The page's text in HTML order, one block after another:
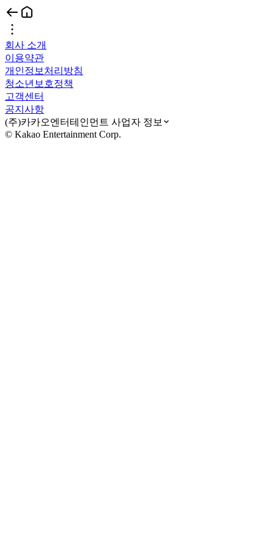
회사 소개
이용약관
개인정보처리방침
청소년보호정책
고객센터
공지사항
(주)카카오엔터테인먼트 사업자 정보
© Kakao Entertainment Corp.